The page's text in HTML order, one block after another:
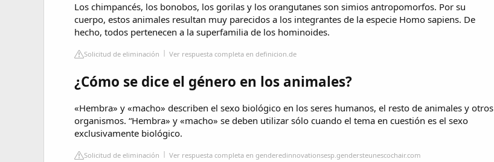
Los chimpancés, los bonobos, los gorilas y los orangutanes son simios antropomorfos. Por su
cuerpo, estos animales resultan muy parecidos a los integrantes de la especie Homo sapiens. De
hecho, todos pertenecen a la superfamilia de los hominoides.
Solicitud de eliminación Ver respuesta completa en definicion.de
¿Cómo se dice el género en los animales?
«Hembra» y «macho» describen el sexo biológico en los seres humanos, el resto de animales y otros
organismos. “Hembra» y «macho» se deben utilizar sólo cuando el tema en cuestión es el sexo
exclusivamente biológico.
Solicitud de eliminación Ver respuesta completa en genderedinnovationsesp.gendersteunescochair.com